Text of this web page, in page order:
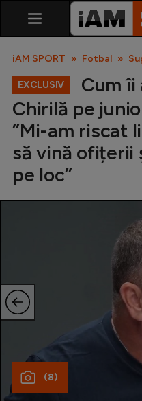
Liga 2
Cupa
Echipa
Fotbal
Special
iAM SPORT Fotbal
EXCLUSIV
Cum îi
Chirilă pe
”Mi-am riscat
să vină ofițerii
pe loc”
(8)